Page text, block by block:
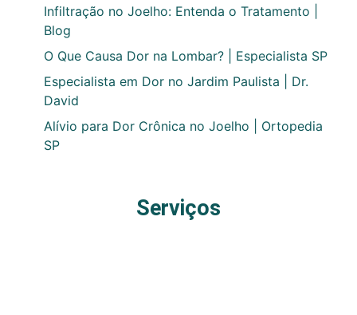
Infiltração no Joelho: Entenda o Tratamento |
Blog
O Que Causa Dor na Lombar? | Especialista SP
Especialista em Dor no Jardim Paulista | Dr.
David
Alívio para Dor Crônica no Joelho | Ortopedia
SP
Serviços